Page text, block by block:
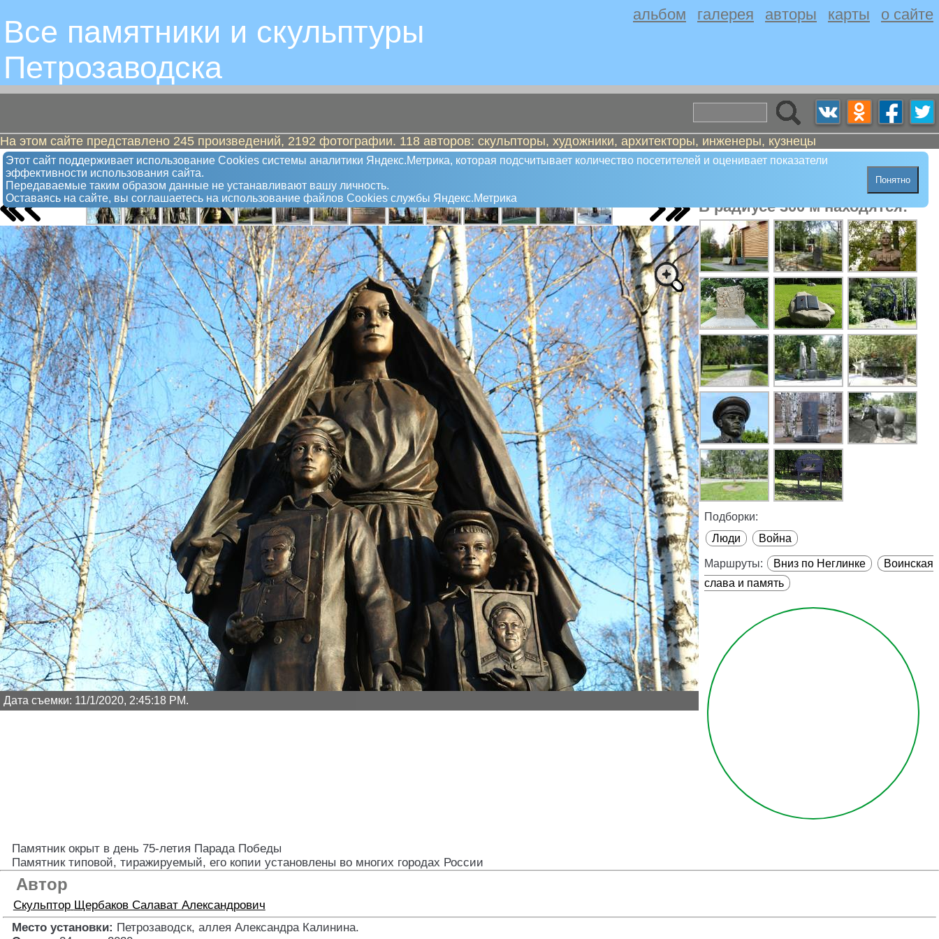
альбом галерея авторы карты о сайте
Все памятники и скульптуры
Петрозаводскa
На этом сайте представлено 245 произведений, 2192 фотографии. 118 авторов: скульпторы, художники, архитекторы, инженеры, кузнецы
Этот сайт поддерживает использование Сookies системы аналитики Яндекс.Метрика, которая подсчитывает количество посетителей и оценивает показатели
эффективности использования сайта.
Передаваемые таким образом данные не устанавливают вашу личность.
Оставаясь на сайте, вы соглашаетесь на использование файлов Сookies службы Яндекс.Метрика
Понятно
Солдатским матерям
Памятник
Дата съемки: 11/1/2020, 2:45:18 PM.
В радиусе 300 м находятся:
Подборки:
Люди
Война
Маршруты: Вниз по Неглинке
Воинская
слава и память
Памятник окрыт в день 75-летия Парада Победы
Памятник типовой, тиражируемый, его копии установлены во многих городах России
Автор
Скульптор Щербаков Салават Александрович
Место установки: Петрозаводск, аллея Александра Калинина.